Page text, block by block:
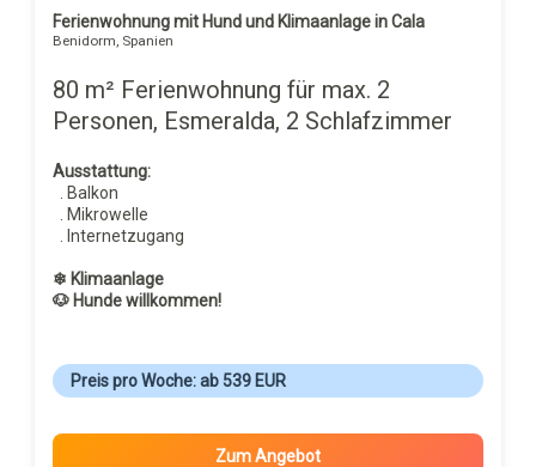
Ferienwohnung mit Hund und Klimaanlage in Cala
Benidorm, Spanien
80 m² Ferienwohnung für max. 2
Personen, Esmeralda, 2 Schlafzimmer
Ausstattung:
. Balkon
. Mikrowelle
. Internetzugang
❄ Klimaanlage
🐶 Hunde willkommen!
Preis pro Woche: ab 539 EUR
Zum Angebot